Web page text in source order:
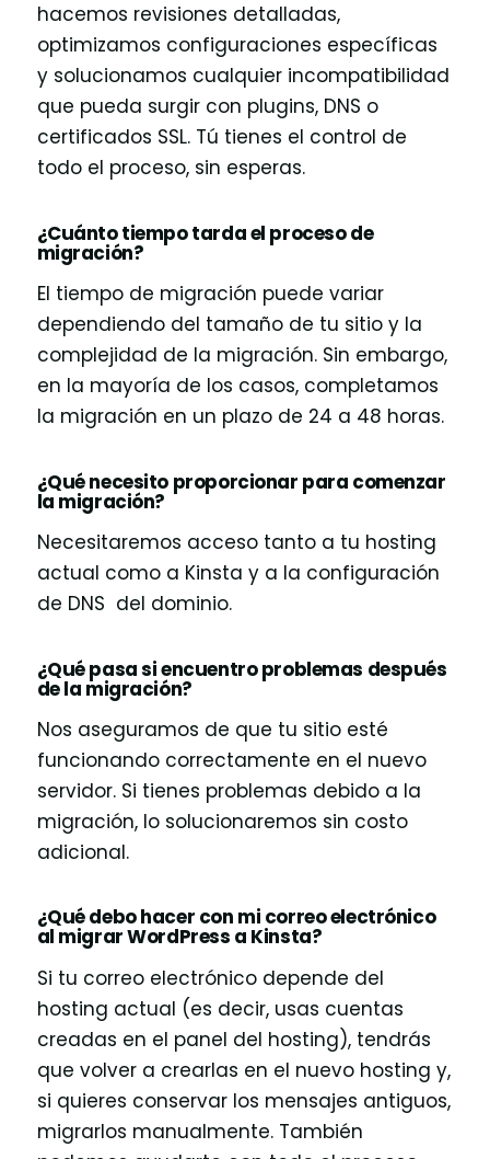
hacemos revisiones detalladas,
optimizamos configuraciones específicas
y solucionamos cualquier incompatibilidad
que pueda surgir con plugins, DNS o
certificados SSL. Tú tienes el control de
todo el proceso, sin esperas.
¿Cuánto tiempo tarda el proceso de
migración?
El tiempo de migración puede variar
dependiendo del tamaño de tu sitio y la
complejidad de la migración. Sin embargo,
en la mayoría de los casos, completamos
la migración en un plazo de 24 a 48 horas.
¿Qué necesito proporcionar para comenzar
la migración?
Necesitaremos acceso tanto a tu hosting
actual como a Kinsta y a la configuración
de DNS del dominio.
¿Qué pasa si encuentro problemas después
de la migración?
Nos aseguramos de que tu sitio esté
funcionando correctamente en el nuevo
servidor. Si tienes problemas debido a la
migración, lo solucionaremos sin costo
adicional.
¿Qué debo hacer con mi correo electrónico
al migrar WordPress a Kinsta?
Si tu correo electrónico depende del
hosting actual (es decir, usas cuentas
creadas en el panel del hosting), tendrás
que volver a crearlas en el nuevo hosting y,
si quieres conservar los mensajes antiguos,
migrarlos manualmente. También